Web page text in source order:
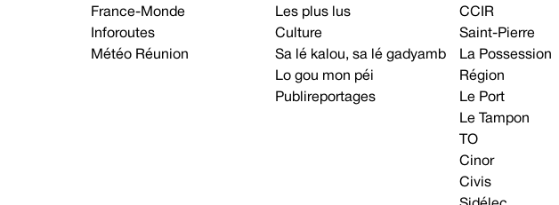
France-Monde
Inforoutes
Météo Réunion
Les plus lus
Culture
Sa lé kalou, sa lé gadyamb
Lo gou mon péi
Publireportages
CCIR
Saint-Pierre
La Possession
Région
Le Port
Le Tampon
TO
Cinor
Civis